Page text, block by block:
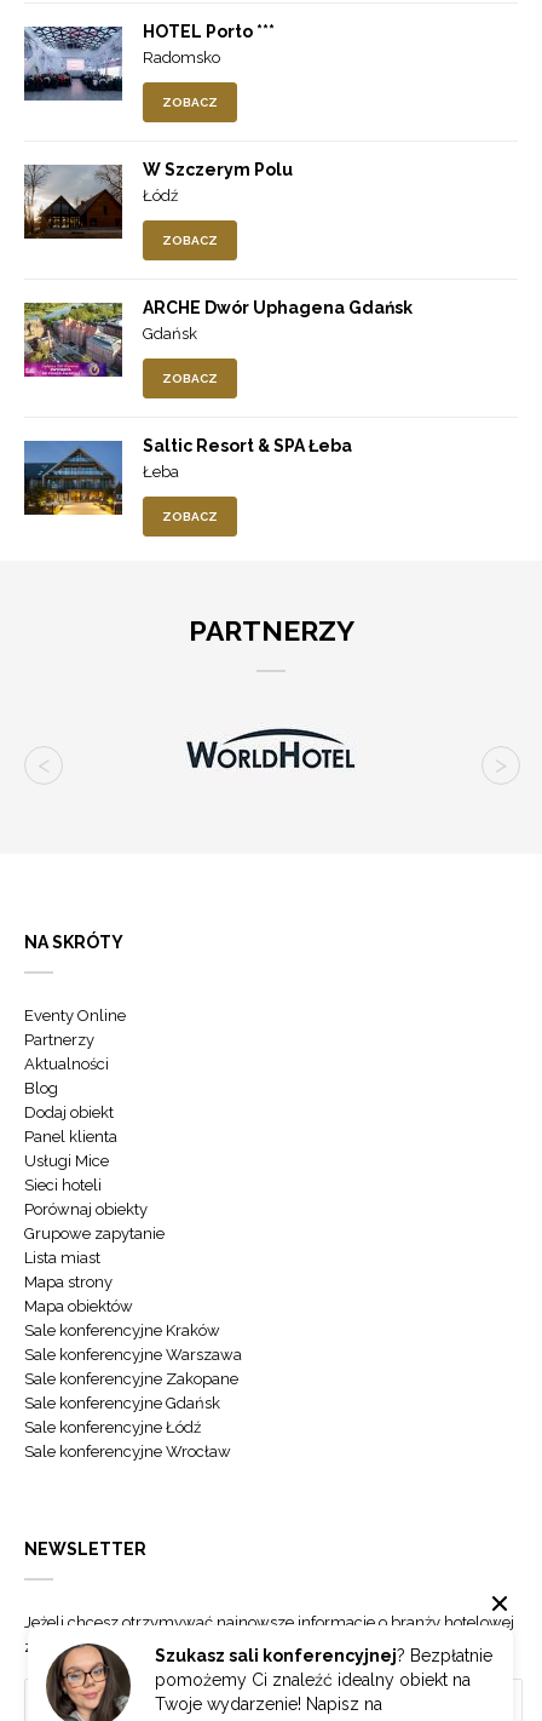
HOTEL Porto ***
Radomsko
ZOBACZ
W Szczerym Polu
Łódź
ZOBACZ
ARCHE Dwór Uphagena Gdańsk
Gdańsk
ZOBACZ
Saltic Resort & SPA Łeba
Łeba
ZOBACZ
PARTNERZY
Szukasz sali konferencyjnej? Bezpłatnie
pomożemy Ci znaleźć idealny obiekt na
Twoje wydarzenie! Napisz na
NA SKRÓTY
Eventy Online
Partnerzy
Aktualności
Blog
Dodaj obiekt
Panel klienta
Usługi Mice
Sieci hoteli
Porównaj obiekty
Grupowe zapytanie
Lista miast
Mapa strony
Mapa obiektów
Sale konferencyjne Kraków
Sale konferencyjne Warszawa
Sale konferencyjne Zakopane
Sale konferencyjne Gdańsk
Sale konferencyjne Łódź
Sale konferencyjne Wrocław
NEWSLETTER
Jeżeli chcesz otrzymywać najnowsze informacje o branży hotelowej
zapisz się do naszego newslettera.